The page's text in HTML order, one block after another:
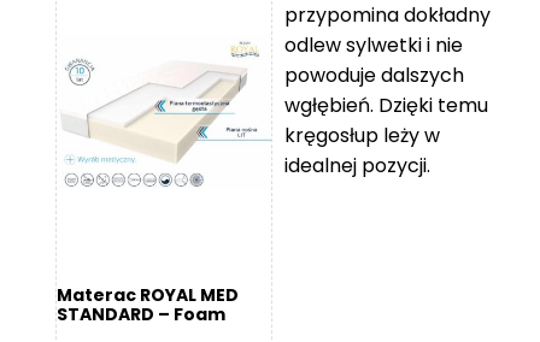
119 zł
do
11
670 zł
Materac ROYAL MED
STANDARD – Foam
przypomina dokładny
odlew sylwetki i nie
powoduje dalszych
wgłębień. Dzięki temu
kręgosłup leży w
idealnej pozycji.